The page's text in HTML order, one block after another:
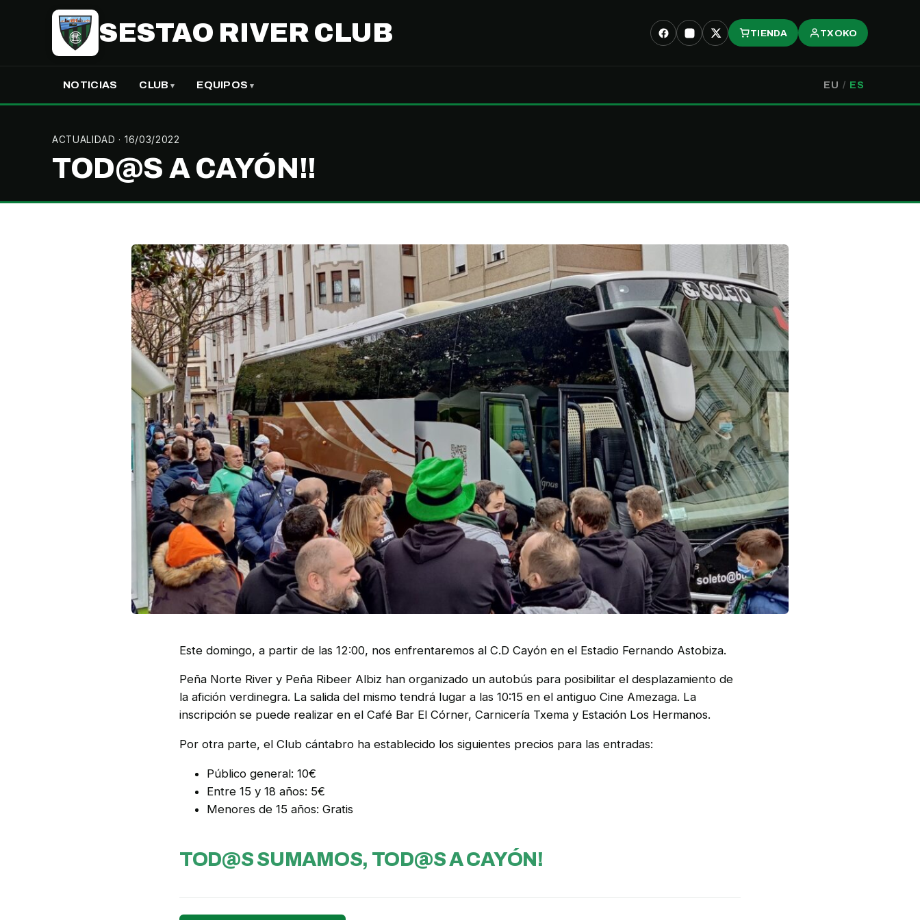
SESTAO RIVER CLUB TIENDA TXOKO
NOTICIAS CLUB EQUIPOS EU / ES
ACTUALIDAD · 16/03/2022
TOD@S A CAYÓN!!
Este domingo, a partir de las 12:00, nos enfrentaremos al C.D Cayón en el Estadio Fernando Astobiza.
Peña Norte River y Peña Ribeer Albiz han organizado un autobús para posibilitar el desplazamiento de
la afición verdinegra. La salida del mismo tendrá lugar a las 10:15 en el antiguo Cine Amezaga. La
inscripción se puede realizar en el Café Bar El Córner, Carnicería Txema y Estación Los Hermanos.
Por otra parte, el Club cántabro ha establecido los siguientes precios para las entradas:
Público general: 10€
Entre 15 y 18 años: 5€
Menores de 15 años: Gratis
TOD@S SUMAMOS, TOD@S A CAYÓN!